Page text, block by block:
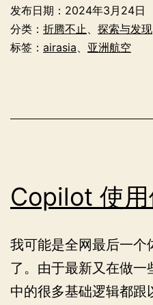
东
盟
飞
记
发布日期： 2024年3月24日
分类： 折腾不止
探索与发现
标签： airasia 亚洲航空
Copilot 使
我可能是全网最后一个
了。由于最新又在做
中的很多基础逻辑都跟